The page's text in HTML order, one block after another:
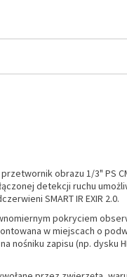
obrazu 1/3" PS
detekcji ruchu
SMART IR EXIR 2.0.
pokryciem
w miejscach o
nośniku zapisu (np. dysku